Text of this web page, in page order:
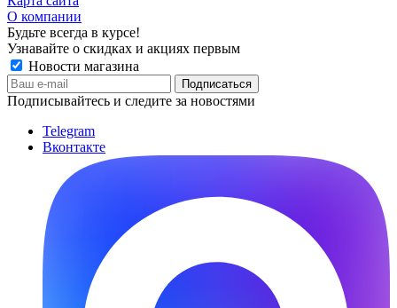
О компании
Будьте всегда в курсе!
Узнавайте о скидках и акциях первым
Новости магазина
Подписывайтесь и следите за новостями
Telegram
Вконтакте